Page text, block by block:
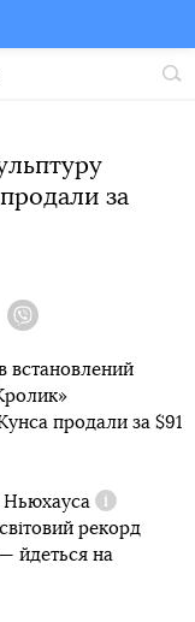
за
встановлений
продали за $91
Ньюхауса
Довідка
рекорд
йдеться на